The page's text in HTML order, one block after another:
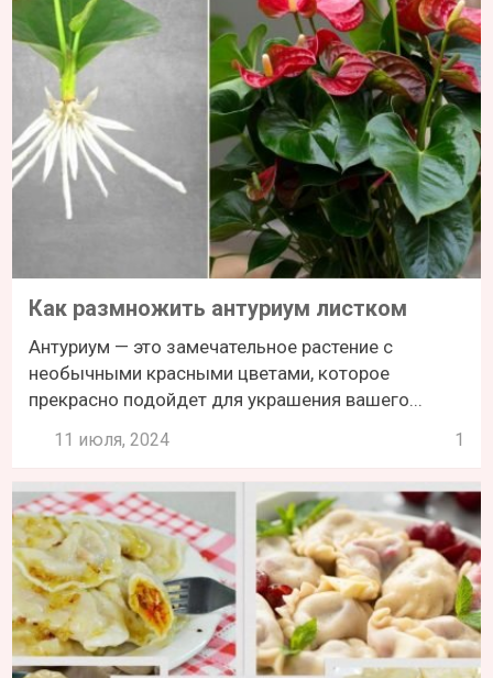
Как размножить антуриум листком
Антуриум — это замечательное растение с
необычными красными цветами, которое
прекрасно подойдет для украшения вашего...
11 июля, 2024 1